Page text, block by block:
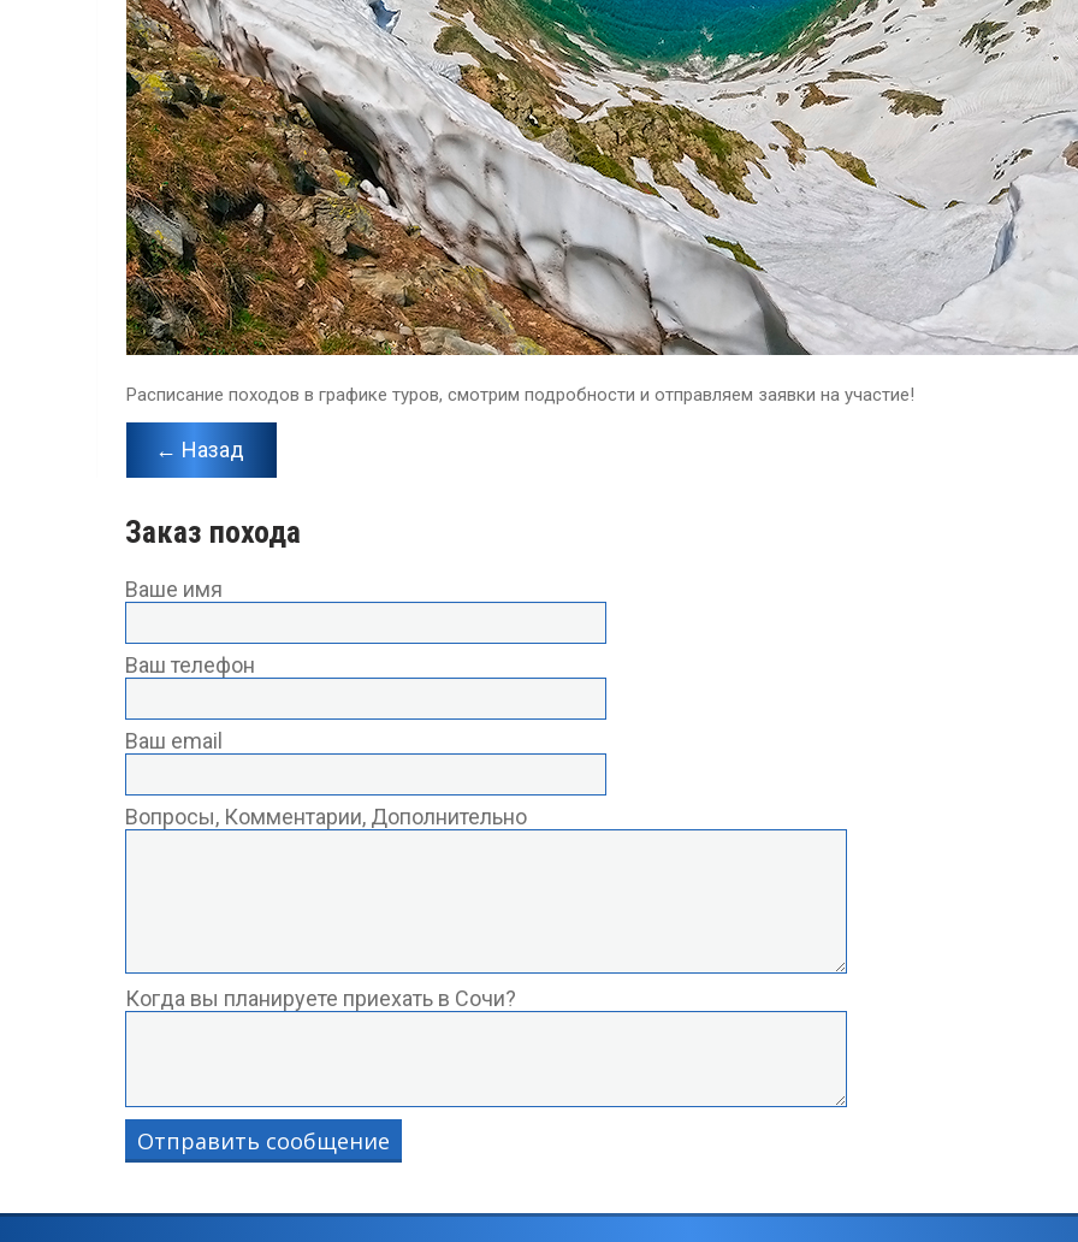
Расписание походов в графике туров, смотрим подробности и отправляем заявки на участие!
← Назад
Заказ похода
Ваше имя
Ваш телефон
Ваш email
Вопросы, Комментарии, Дополнительно
Когда вы планируете приехать в Сочи?
Отправить сообщение